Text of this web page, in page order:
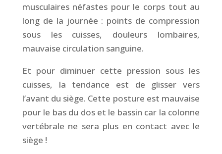
musculaires néfastes pour le corps tout au
long de la journée : points de compression
sous les cuisses, douleurs lombaires,
mauvaise circulation sanguine.
Et pour diminuer cette pression sous les
cuisses, la tendance est de glisser vers
l’avant du siège. Cette posture est mauvaise
pour le bas du dos et le bassin car la colonne
vertébrale ne sera plus en contact avec le
siège !